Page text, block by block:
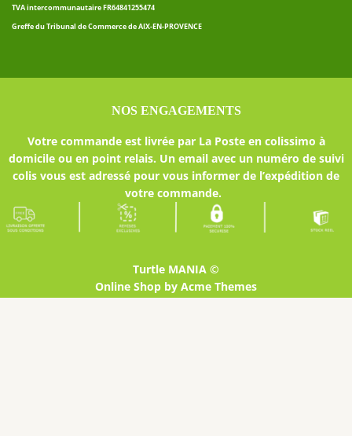
TVA intercommunautaire FR64841255474
Greffe du Tribunal de Commerce de AIX-EN-PROVENCE
NOS ENGAGEMENTS
Votre commande est livrée par La Poste en colissimo à
domicile ou en point relais. Un email avec un numéro de suivi
colis vous est adressé pour vous informer de l’expédition de
votre commande.
Turtle MANIA ©
Online Shop by Acme Themes